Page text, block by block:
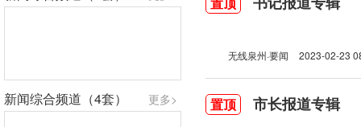
更多>
新闻综合频道（4套）
无线泉州·要闻 2023-02-23
置顶 市长报道专辑